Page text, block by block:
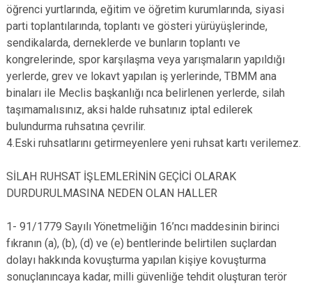
öğrenci yurtlarında, eğitim ve öğretim kurumlarında, siyasi
parti toplantılarında, toplantı ve gösteri yürüyüşlerinde,
sendikalarda, derneklerde ve bunların toplantı ve
kongrelerinde, spor karşılaşma veya yarışmaların yapıldığı
yerlerde, grev ve lokavt yapılan iş yerlerinde, TBMM ana
binaları ile Meclis başkanlığı nca belirlenen yerlerde, silah
taşımamalısınız, aksi halde ruhsatınız iptal edilerek
bulundurma ruhsatına çevrilir.
4.Eski ruhsatlarını getirmeyenlere yeni ruhsat kartı verilemez.
SİLAH RUHSAT İŞLEMLERİNİN GEÇİCİ OLARAK
DURDURULMASINA NEDEN OLAN HALLER
1- 91/1779 Sayılı Yönetmeliğin 16’ncı maddesinin birinci
fıkranın (a), (b), (d) ve (e) bentlerinde belirtilen suçlardan
dolayı hakkında kovuşturma yapılan kişiye kovuşturma
sonuçlanıncaya kadar, milli güvenliğe tehdit oluşturan terör